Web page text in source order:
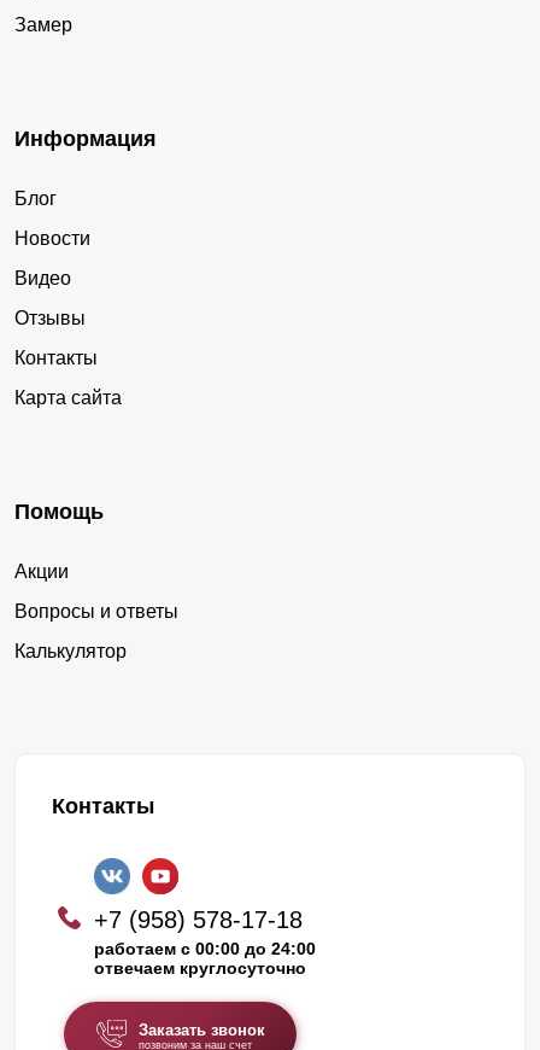
Замер
Информация
Блог
Новости
Видео
Отзывы
Контакты
Карта сайта
Помощь
Акции
Вопросы и ответы
Калькулятор
Контакты
+7 (958) 578-17-18
работаем с 00:00 до 24:00
отвечаем круглосуточно
Заказать звонок
позвоним за наш счет